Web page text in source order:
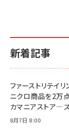
新着記事
ファーストリテイ
ニクロ商品を2万
カマニアストア―ズ
8月7日 8:00